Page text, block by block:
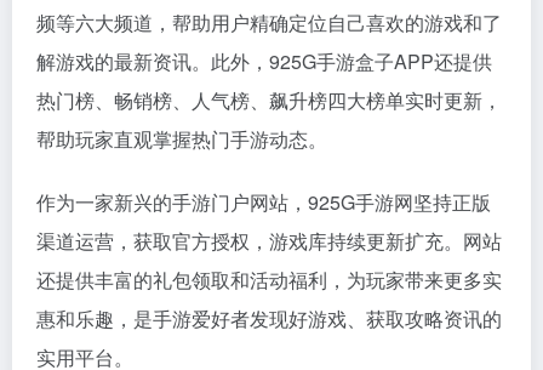
频等六大频道，帮助用户精确定位自己喜欢的游戏和了
解游戏的最新资讯。此外，925G手游盒子APP还提供
热门榜、畅销榜、人气榜、飙升榜四大榜单实时更新，
帮助玩家直观掌握热门手游动态。
作为一家新兴的手游门户网站，925G手游网坚持正版
渠道运营，获取官方授权，游戏库持续更新扩充。网站
还提供丰富的礼包领取和活动福利，为玩家带来更多实
惠和乐趣，是手游爱好者发现好游戏、获取攻略资讯的
实用平台。